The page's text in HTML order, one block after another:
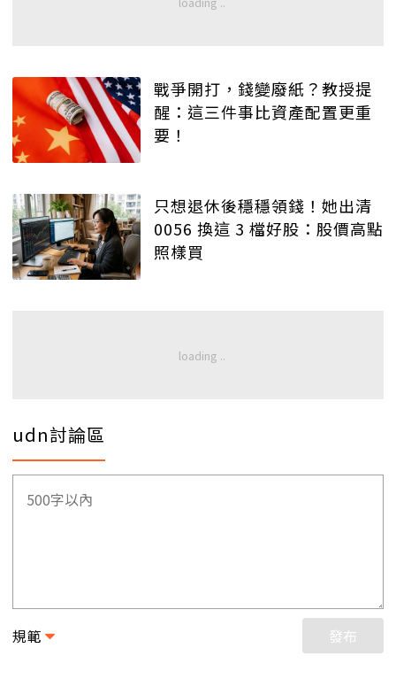
戰爭開打，錢變廢紙？教授提
醒：這三件事比資產配置更重
要！
只想退休後穩穩領錢！她出清
0056 換這 3 檔好股：股價高點
照樣買
udn討論區
規範 發布